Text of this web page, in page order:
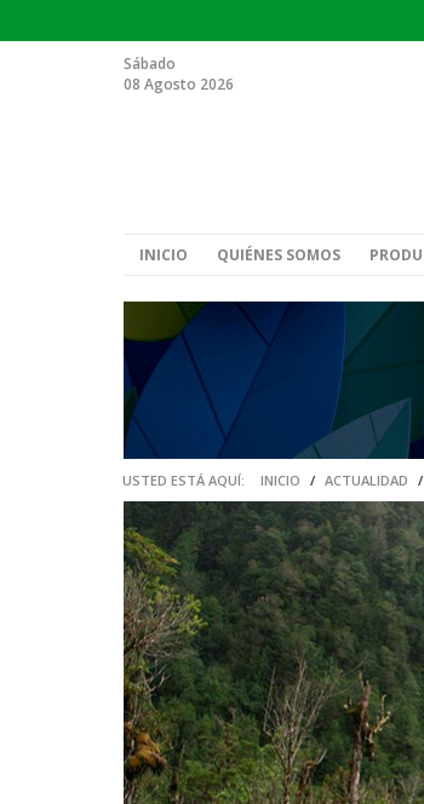
Sábado
08 Agosto 2026
INICIO QUIÉNES SOMOS
USTED ESTÁ AQUÍ: INICIO / ACTUALIDAD /